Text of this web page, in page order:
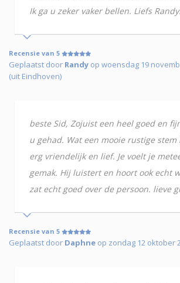
Ik ga u zeker vaker bellen. Liefs Randy.
Recensie van 5
Geplaatst door Randy op woensdag 19
(uit Eindhoven)
beste Sid, Zojuist een heel goed en
u gehad. Wat een mooie rustige
erg vriendelijk en lief. Je voelt je
gemak. Hij luistert en hoort ook echt
zat echt goed over de persoon. lieve
Recensie van 5
Geplaatst door Daphne op zondag 12 oktober